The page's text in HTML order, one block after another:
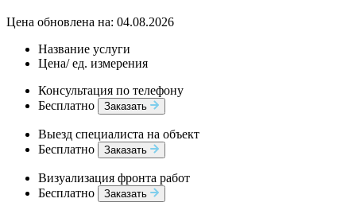
Цена обновлена на: 04.08.2026
Название услуги
Цена/ ед. измерения
Консультация по телефону
Бесплатно
Заказать
Выезд специалиста на объект
Бесплатно
Заказать
Визуализация фронта работ
Бесплатно
Заказать